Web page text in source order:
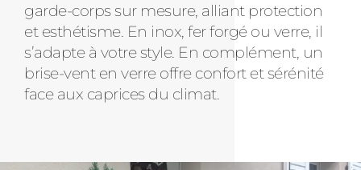
garde-corps sur mesure, alliant protection
et esthétisme. En inox, fer forgé ou verre, il
s’adapte à votre style. En complément, un
brise-vent en verre offre confort et sérénité
face aux caprices du climat.